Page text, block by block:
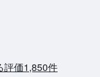
評価1,850​件